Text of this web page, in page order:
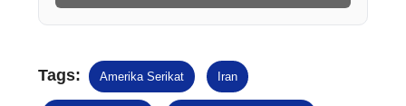
Tags: Amerika Serikat Iran